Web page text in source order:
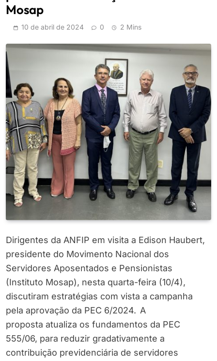
Mosap
10 de abril de 2024 0 2 Mins
Dirigentes da ANFIP em visita a Edison Haubert,
presidente do Movimento Nacional dos
Servidores Aposentados e Pensionistas
(Instituto Mosap), nesta quarta-feira (10/4),
discutiram estratégias com vista a campanha
pela aprovação da PEC 6/2024. A
proposta atualiza os fundamentos da PEC
555/06, para reduzir gradativamente a
contribuição previdenciária de servidores